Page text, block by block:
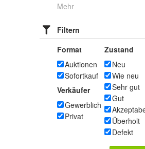
Mehr
Filtern
Format
Auktionen
Sofortkauf
Verkäufer
Gewerblich
Privat
Zustand
Neu
Wie neu
Sehr gut
Gut
Überholt
Defekt